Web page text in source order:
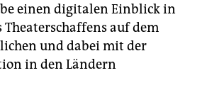
einen digitalen Einblick in
Theaterschaffens auf dem
und dabei mit der
in den Ländern